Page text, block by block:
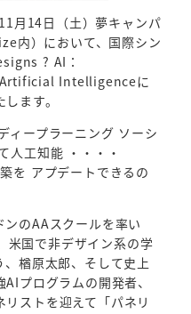
月14日（土）夢キャンパ
内）において、国際シン
? AI：
Intelligenceに
ます。
ィープラーニング ソーシ
人工知能 ・・・・
を アプデートできるの
のAAスクールを率い
国で非デザイン系の学
楢原太郎、そして史上
プログラムの開発者、
ストを迎えて「パネリ